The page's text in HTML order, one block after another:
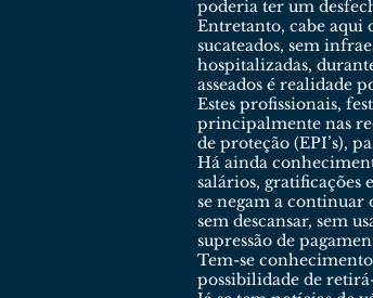
poderia ter um
Entretanto, cabe aqui
sucateados, sem
hospitalizadas,
asseados é realidade
Estes profissionais,
principalmente nas
de proteção (EPI’s),
Há ainda
salários, gratificações
se negam a continuar
sem descansar, sem
supressão de
Tem-se
possibilidade de